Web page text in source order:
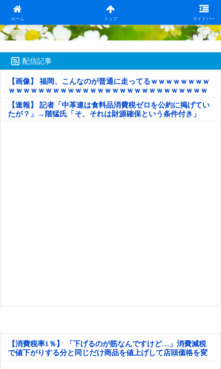
ホーム トップ サイドバー
日本第一！ニュース録
配信記事
【画像】 福岡、こんなのが普通に走ってるｗｗｗｗｗｗｗｗ
ｗｗｗｗｗｗｗｗｗｗｗｗｗｗｗｗｗｗｗｗｗｗｗｗｗｗｗ
ｗｗｗｗｗ
【速報】 記者「中革連は食料品消費税ゼロを公約に掲げてい
たが？」→階猛氏「そ、それは財源確保という条件付き」
【消費税率1％】 「下げるのが筋なんですけど…」消費減税
で値下がりする分と同じだけ商品を値上げして店頭価格を変
えない店も